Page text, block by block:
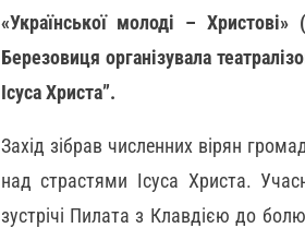
«Української молоді –
Березовиця організувала
Ісуса Христа”.
Захід зібрав численних вірян
над страстями Ісуса Христа.
зустрічі Пилата з Клавдією до